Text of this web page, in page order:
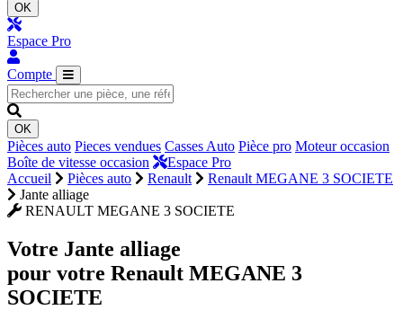
OK
Espace Pro
Compte
OK
Pièces auto Pieces vendues Casses Auto Pièce pro Moteur occasion
Boîte de vitesse occasion
Espace Pro
Accueil
Pièces auto Renault
Renault MEGANE 3 SOCIETE
Jante alliage
RENAULT MEGANE 3 SOCIETE
Votre Jante alliage
pour votre Renault MEGANE 3
SOCIETE